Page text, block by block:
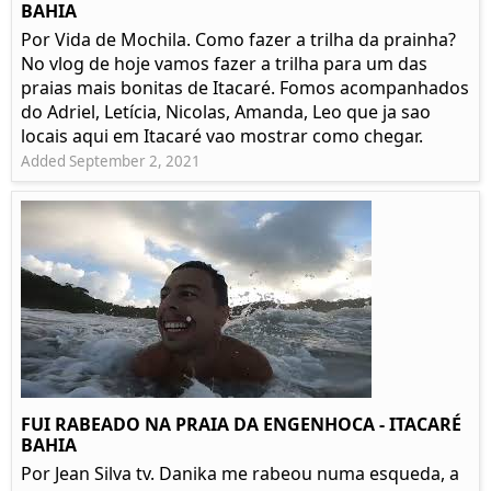
BAHIA
Por Vida de Mochila. Como fazer a trilha da prainha?
No vlog de hoje vamos fazer a trilha para um das
praias mais bonitas de Itacaré. Fomos acompanhados
do Adriel, Letícia, Nicolas, Amanda, Leo que ja sao
locais aqui em Itacaré vao mostrar como chegar.
Added September 2, 2021
FUI RABEADO NA PRAIA DA ENGENHOCA - ITACARÉ
BAHIA
Por Jean Silva tv. Danika me rabeou numa esqueda, a